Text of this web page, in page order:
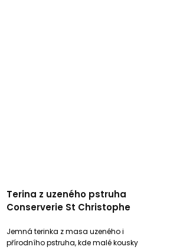
Terina z uzeného pstruha
Conserverie St Christophe
Jemná terinka z masa uzeného i
přírodního pstruha, kde malé kousky